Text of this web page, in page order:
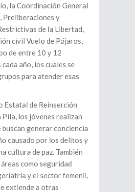
la Coordinación General
Preliberaciones y
de la Libertad,
civil Vuelo de Pájaros,
de entre 10 y 12
año, los cuales se
para atender esas
Estatal de Reinserción
Pila, los jóvenes realizan
generar conciencia
causado por los delitos y
cultura de paz. También
como seguridad
y el sector femenil,
extiende a otras